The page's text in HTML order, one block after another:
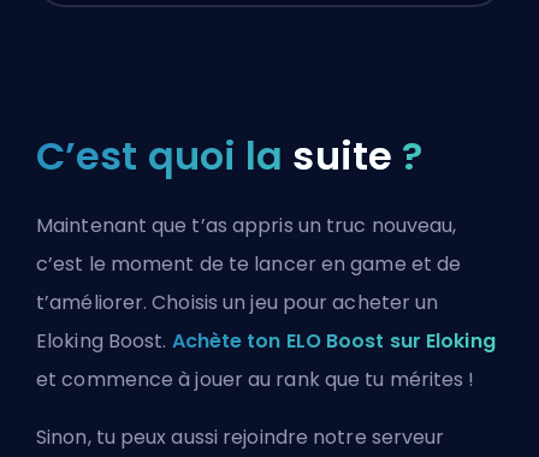
C’est quoi la suite ?
Maintenant que t’as appris un truc nouveau,
c’est le moment de te lancer en game et de
t’améliorer. Choisis un jeu pour acheter un
Eloking Boost. Achète ton ELO Boost sur Eloking
et commence à jouer au rank que tu mérites !
Sinon, tu peux aussi rejoindre notre serveur